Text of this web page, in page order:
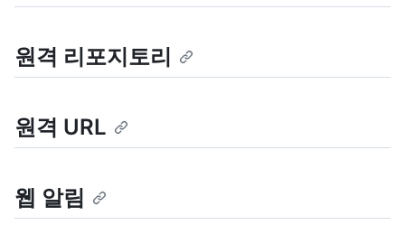
원격 리포지토리
원격 URL
웹 알림